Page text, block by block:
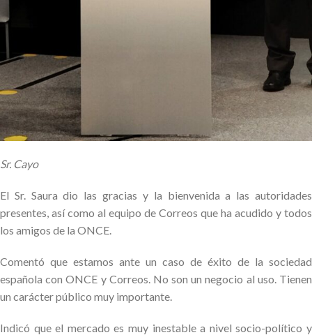
Sr. Cayo
El Sr. Saura dio las gracias y la bienvenida a las autoridades
presentes, así como al equipo de Correos que ha acudido y todos
los amigos de la ONCE.
Comentó que estamos ante un caso de éxito de la sociedad
española con ONCE y Correos. No son un negocio al uso. Tienen
un carácter público muy importante.
Indicó que el mercado es muy inestable a nivel socio-político y